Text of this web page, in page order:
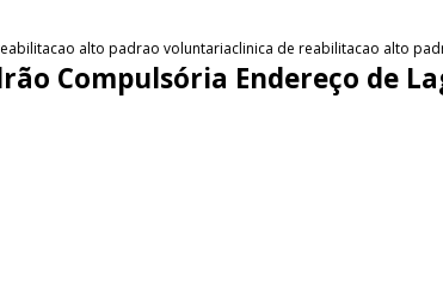
alto padrao voluntariaclinica de reabilitacao alto
Compulsória Endereço de